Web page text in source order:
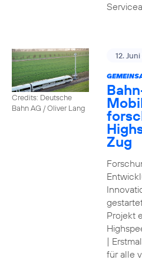
Credits: Deutsche
Bahn AG / Oliver Lang
12.
Zug
Projekt
|
für alle